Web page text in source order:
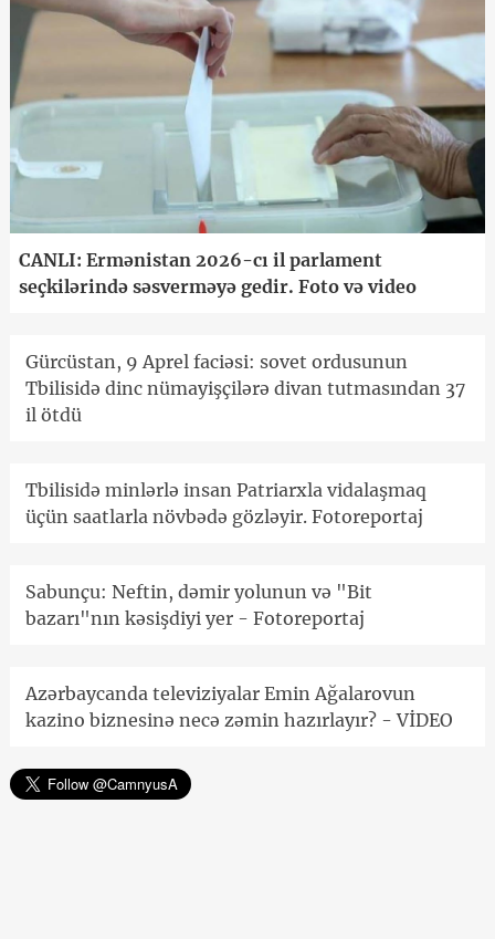
CANLI: Ermənistan 2026-cı il parlament
seçkilərində səsverməyə gedir. Foto və video
Gürcüstan, 9 Aprel faciəsi: sovet ordusunun
Tbilisidə dinc nümayişçilərə divan tutmasından 37
il ötdü
Tbilisidə minlərlə insan Patriarxla vidalaşmaq
üçün saatlarla növbədə gözləyir. Fotoreportaj
Sabunçu: Neftin, dəmir yolunun və "Bit
bazarı"nın kəsişdiyi yer - Fotoreportaj
Azərbaycanda televiziyalar Emin Ağalarovun
kazino biznesinə necə zəmin hazırlayır? - VİDEO